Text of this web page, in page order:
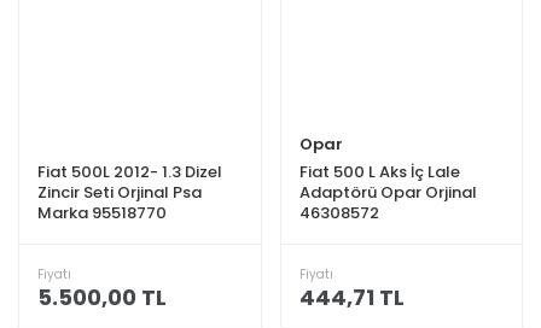
Fiat 500L 2012- 1.3 Dizel
Zincir Seti Orjinal Psa
Marka 95518770
Fiyatı
5.500,00 TL
Opar
Fiat 500 L Aks İç Lale
Adaptörü Opar Orjinal
46308572
Fiyatı
444,71 TL